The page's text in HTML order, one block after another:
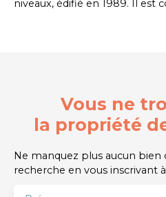
niveaux, édifié en 1989. Il est
sus 25350€ HT.Vous ne
la propriété
Ne manquez plus aucun
recherche en vous inscrivant